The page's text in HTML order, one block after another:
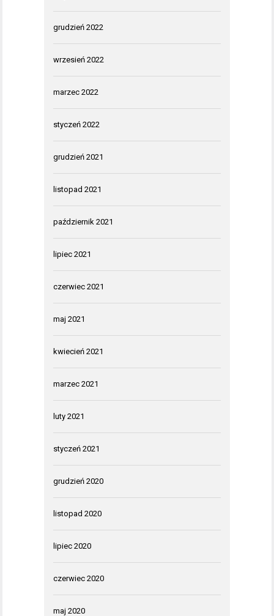
grudzień 2022
wrzesień 2022
marzec 2022
styczeń 2022
grudzień 2021
listopad 2021
październik 2021
lipiec 2021
czerwiec 2021
maj 2021
kwiecień 2021
marzec 2021
luty 2021
styczeń 2021
grudzień 2020
listopad 2020
lipiec 2020
czerwiec 2020
maj 2020